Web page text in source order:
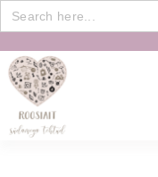
Search
for: